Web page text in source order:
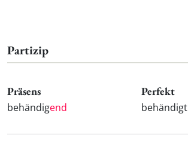
Partizip
Präsens
behändigend
Perfekt
behändigt